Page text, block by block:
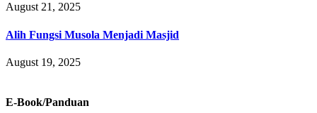
August 21, 2025
Alih Fungsi Musola Menjadi Masjid
August 19, 2025
E-Book/Panduan